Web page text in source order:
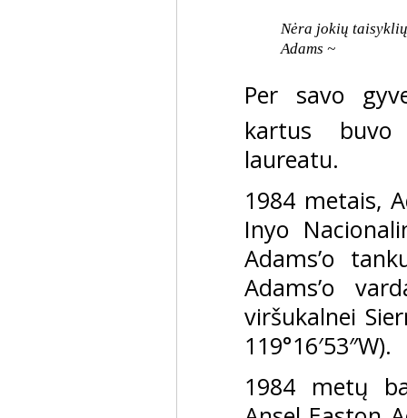
Nėra jokių
Adams ~
Per savo
kartus buvo
laureatu.
1984 metais,
Inyo
Adams’o
Adams’o
viršukalnei
119°16′53″W).
1984 metų